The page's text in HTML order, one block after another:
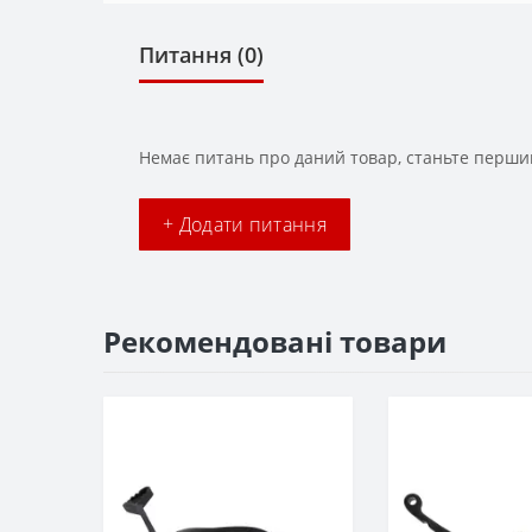
Питання (0)
Немає питань про даний товар, станьте
+ Додати питання
Рекомендовані товари